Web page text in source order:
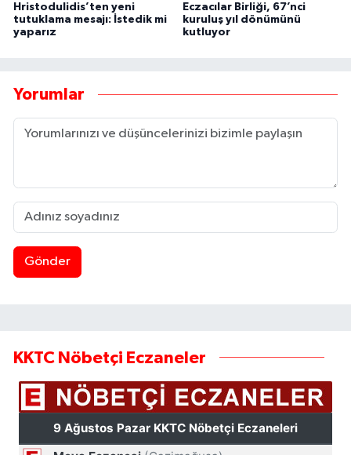
Hristodulidis’ten yeni
tutuklama mesajı: İstedik mi
yaparız
Eczacılar Birliği, 67’nci
kuruluş yıl dönümünü
kutluyor
Yorumlar
Gönder
KKTC Nöbetçi Eczaneler